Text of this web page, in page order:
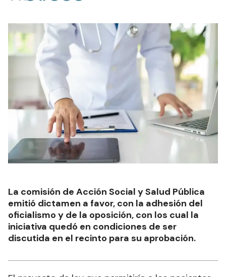
La comisión de Acción Social y Salud Pública
emitió dictamen a favor, con la adhesión del
oficialismo y de la oposición, con los cual la
iniciativa quedó en condiciones de ser
discutida en el recinto para su aprobación.